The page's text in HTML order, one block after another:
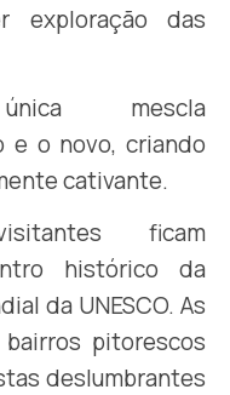
exploração das
mescla
e o novo, criando
cativante.
ficam
histórico da
da UNESCO. As
pitorescos
deslumbrantes